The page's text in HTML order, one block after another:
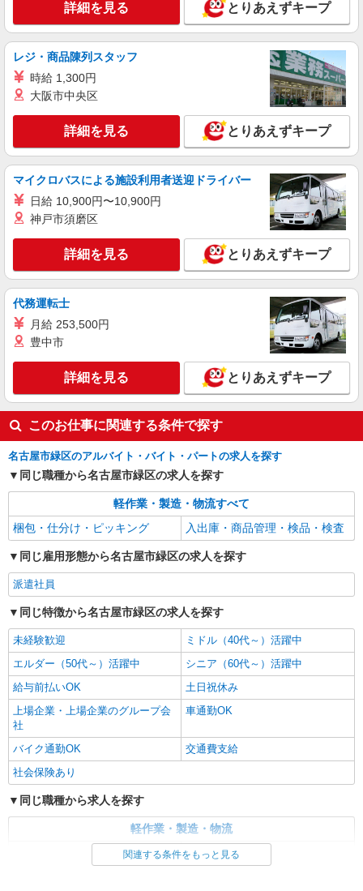
詳細を見る とりあえずキープ
レジ・商品陳列スタッフ
時給 1,300円
大阪市中央区
詳細を見る とりあえずキープ
マイクロバスによる施設利用者送迎ドライバー
日給 10,900円〜10,900円
神戸市須磨区
詳細を見る とりあえずキープ
代務運転士
月給 253,500円
豊中市
詳細を見る とりあえずキープ
このお仕事に関連する条件で探す
名古屋市緑区のアルバイト・バイト・パートの求人を探す
同じ職種から名古屋市緑区の求人を探す
軽作業・製造・物流すべて
梱包・仕分け・ピッキング
入出庫・商品管理・検品・検査
同じ雇用形態から名古屋市緑区の求人を探す
派遣社員
同じ特徴から名古屋市緑区の求人を探す
未経験歓迎
ミドル（40代～）活躍中
エルダー（50代～）活躍中
シニア（60代～）活躍中
給与前払いOK
土日祝休み
上場企業・上場企業のグループ会
社
車通勤OK
バイク通勤OK
交通費支給
社会保険あり
同じ職種から求人を探す
軽作業・製造・物流
梱包・仕分け・ピッキング
入出庫・商品管理・検品・検査
関連する条件をもっと見る